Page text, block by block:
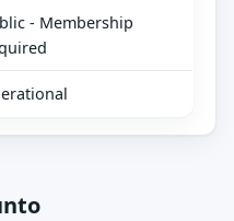
- Membership